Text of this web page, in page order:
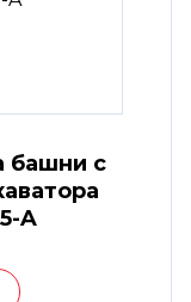
башни с
A